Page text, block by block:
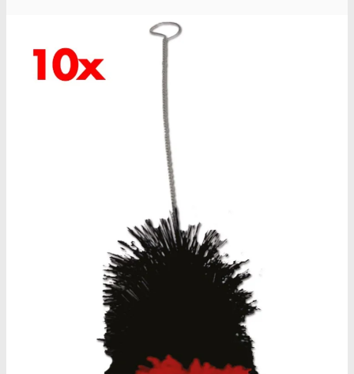
Ketamin renhedstest
THC/Cannabinoider
Cannabinoider test
Robadope tests